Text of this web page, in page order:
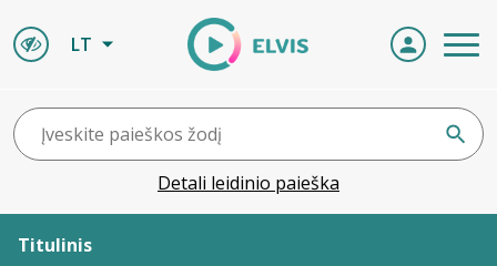
LT
Detali leidinio paieška
Titulinis